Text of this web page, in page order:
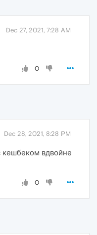
Dec 27, 2021, 7:28 AM
0
Dec 28, 2021, 8:28 PM
вдвойне
0